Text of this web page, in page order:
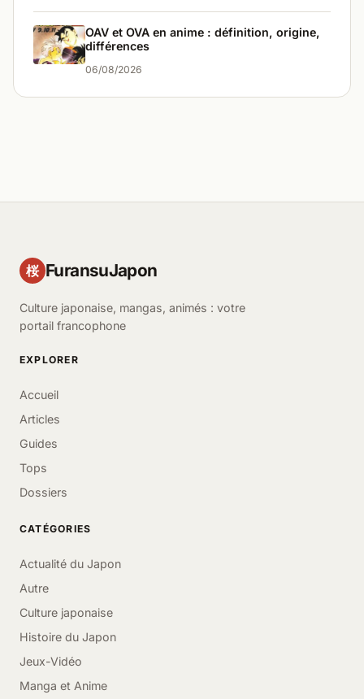
OAV et OVA en anime : définition, origine,
différences
06/08/2026
桜 FuransuJapon
Culture japonaise, mangas, animés : votre
portail francophone
EXPLORER
Accueil
Articles
Guides
Tops
Dossiers
CATÉGORIES
Actualité du Japon
Autre
Culture japonaise
Histoire du Japon
Jeux-Vidéo
Manga et Anime